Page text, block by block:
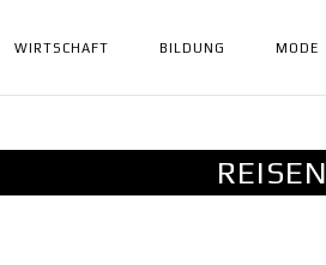
WIRTSCHAFT BILDUNG MODE
REISEN